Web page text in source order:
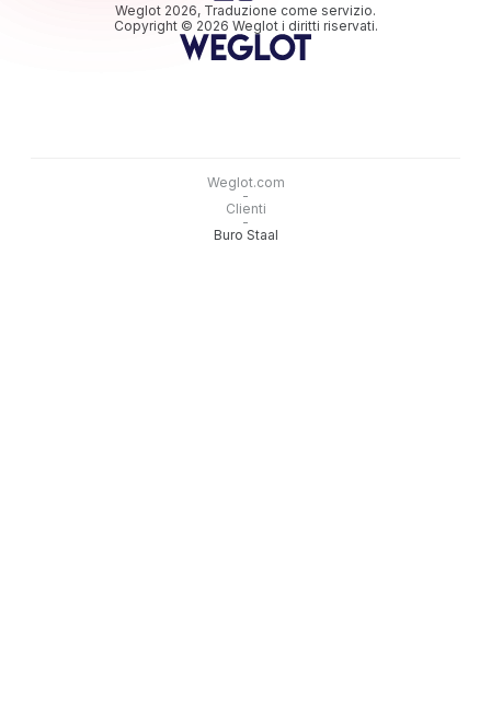
Weglot 2026, Traduzione come servizio.
Copyright © 2026 Weglot i diritti riservati.
Weglot.com
-
Clienti
-
Buro Staal